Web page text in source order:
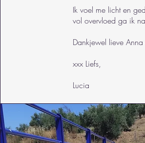
Ik voel me licht en
vol overvloed ga ik
Dankjewel lieve Anna
xxx Liefs,
Lucia